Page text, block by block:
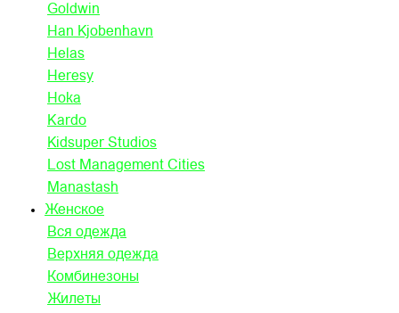
Goldwin
Han Kjobenhavn
Helas
Heresy
Hoka
Kardo
Kidsuper Studios
Lost Management Cities
Manastash
Женское
Вся одежда
Верхняя одежда
Комбинезоны
Жилеты